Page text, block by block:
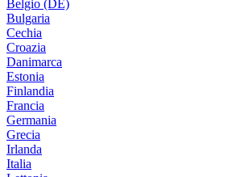
Belgio (DE)
Bulgaria
Cechia
Croazia
Danimarca
Estonia
Finlandia
Francia
Germania
Grecia
Irlanda
Italia